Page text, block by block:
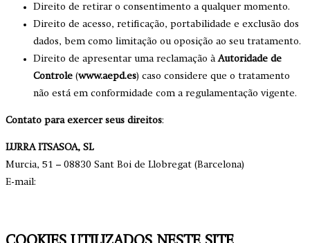
Direito de retirar o consentimento a qualquer momento.
Direito de acesso, retificação, portabilidade e exclusão dos
dados, bem como limitação ou oposição ao seu tratamento.
Direito de apresentar uma reclamação àAutoridade de
Controle (www.aepd.es) caso considere que o tratamento
não está em conformidade com a regulamentação vigente.
Contato para exercer seus direitos:
LURRA ITSASOA, SL
Murcia, 51 – 08830 Sant Boi de Llobregat (Barcelona)
E-mail: